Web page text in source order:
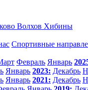
Волхов Хибины
Спортивные
Февраль Январь
Январь 2023: Декабрь
Январь 2021: Декабрь